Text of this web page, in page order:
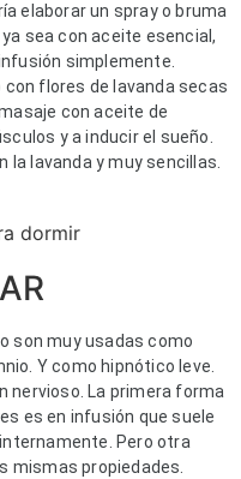
elaborar un spray o bruma
sea con aceite esencial,
simplemente.
flores de lavanda secas
con aceite de
y a inducir el sueño.
la lavanda y muy sencillas.
son muy usadas como
Y como hipnótico leve.
nervioso. La primera forma
es en infusión que suele
Pero otra
mismas propiedades.